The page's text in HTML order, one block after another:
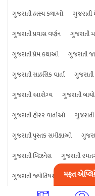
ગુજરાતી હાસ્ય કથાઓ
ગુજરાતી પ્રવાસ વર્ણન
ગુજરાતી
ગુજરાતી પ્રેમ કથાઓ
ગુજરાતી
ગુજરાતી સાહસિક વાર્તા
ગુજરાતી
ગુજરાતી આરોગ્ય
ગુજરાતી
ગુજરાતી હૉરર વાર્તાઓ
ગુજરાતી પુસ્તક સમીક્ષાઓ
ગુજરાતી બિઝનેસ
ગુજરાતી
ગુજરાતી જ્યોતિષશાસ્ત્ર
ગુજરાતી
મફત